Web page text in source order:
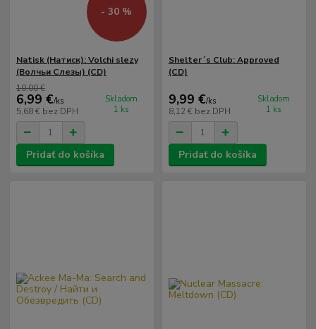
- 30 %
Natisk (Натиск): Volchi slezy
(Волчьи Слезы) (CD)
10,00 €
6,99 €/ks
5,68 € bez DPH
Skladom
1 ks
Pridať do košíka
Shelter´s Club: Approved
(CD)
9,99 €/ks
8,12 € bez DPH
Skladom
1 ks
Pridať do košíka